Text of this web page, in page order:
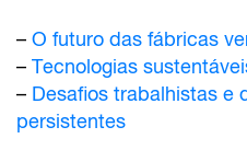
– O futuro das fábricas
– Tecnologias
– Desafios trabalhistas e
persistentes